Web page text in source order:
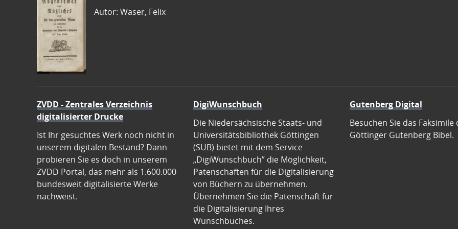
Autor: Waser, Felix
ZVDD - Zentrales Verzeichnis
digitalisierter Drucke
Ist Ihr gesuchtes Werk noch nicht in
unserem digitalen Bestand? Dann
probieren Sie es doch in unserem
ZVDD Portal, das mehr als 1.600.000
bundesweit digitalisierte Werke
nachweist.
DigiWunschbuch
Die Niedersächsische Staats- und
Universitätsbibliothek Göttingen
(SUB) bietet mit dem Service
„DigiWunschbuch” die Möglichkeit,
Patenschaften für die Digitalisierung
von Büchern zu übernehmen.
Übernehmen Sie die Patenschaft für
die Digitalisierung Ihres
Wunschbuches.
Gutenberg Digital
Besuchen Sie das Faksimile
Göttinger Gutenberg Bibel.